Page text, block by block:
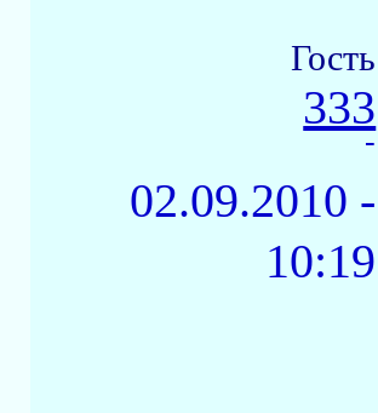
Гость
333
-
02.09.2010 -
10:19